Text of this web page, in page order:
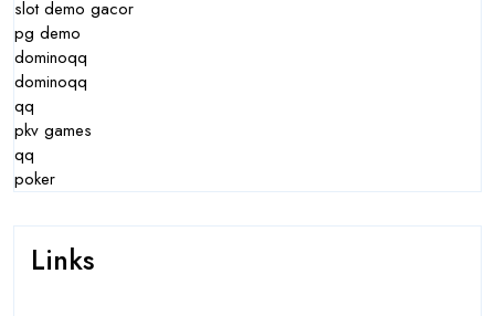
slot demo gacor
pg demo
dominoqq
dominoqq
qq
pkv games
qq
poker
Links